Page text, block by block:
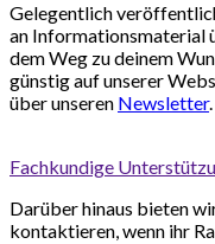
Gelegentlich
an Informationsmaterial
dem Weg zu deinem
günstig auf unserer
über unseren Newsletter.
Fachkundige
Darüber hinaus bieten
kontaktieren, wenn ihr